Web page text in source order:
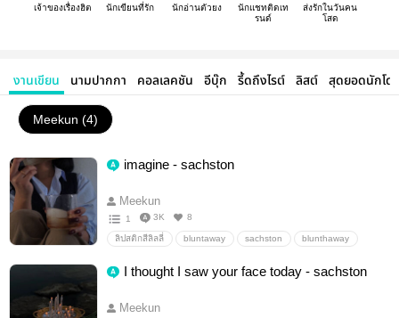
เจ้าของเรื่องฮิต นักเขียนที่รัก นักอ่านตัวยง
นักแชทติดเท
รนด์
ส่งรักในวันคน
โสด
งานเขียน นามปากกา คอลเลคชัน อีบุ๊ก รี้ดถึงไรต์ ลิสต์ สุดยอดนักโด
Meekun (4)
imagine - sachston
Meekun
1 3K 8
ลิปสติกสีลิลลี่ bluntaway sachston blunthaway
I thought I saw your face today - sachston
Meekun